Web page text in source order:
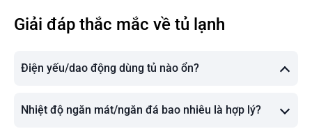
Giải đáp thắc mắc về tủ lạnh
Điện yếu/dao động dùng tủ nào ổn?
Nhiệt độ ngăn mát/ngăn đá bao nhiêu là hợp lý?